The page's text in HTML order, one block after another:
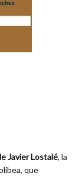
Javier Lostalé, la
que